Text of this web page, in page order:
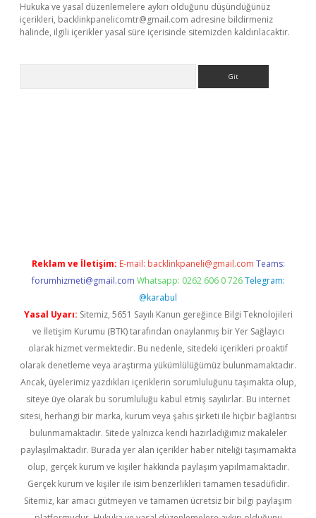
Hukuka ve yasal düzenlemelere aykırı olduğunu düşündüğünüz
içerikleri, backlinkpanelicomtr@gmail.com adresine bildirmeniz
halinde, ilgili içerikler yasal süre içerisinde sitemizden kaldırılacaktır.
Reklam ve İletişim: E-mail: backlinkpaneli@gmail.com Teams:
forumhizmeti@gmail.com Whatsapp: 0262 606 0 726 Telegram:
@karabul
Yasal Uyarı: Sitemiz, 5651 Sayılı Kanun gereğince Bilgi Teknolojileri
ve İletişim Kurumu (BTK) tarafından onaylanmış bir Yer Sağlayıcı
olarak hizmet vermektedir. Bu nedenle, sitedeki içerikleri proaktif
olarak denetleme veya araştırma yükümlülüğümüz bulunmamaktadır.
Ancak, üyelerimiz yazdıkları içeriklerin sorumluluğunu taşımakta olup,
siteye üye olarak bu sorumluluğu kabul etmiş sayılırlar. Bu internet
sitesi, herhangi bir marka, kurum veya şahıs şirketi ile hiçbir bağlantısı
bulunmamaktadır. Sitede yalnızca kendi hazırladığımız makaleler
paylaşılmaktadır. Burada yer alan içerikler haber niteliği taşımamakta
olup, gerçek kurum ve kişiler hakkında paylaşım yapılmamaktadır.
Gerçek kurum ve kişiler ile isim benzerlikleri tamamen tesadüfidir.
Sitemiz, kar amacı gütmeyen ve tamamen ücretsiz bir bilgi paylaşım